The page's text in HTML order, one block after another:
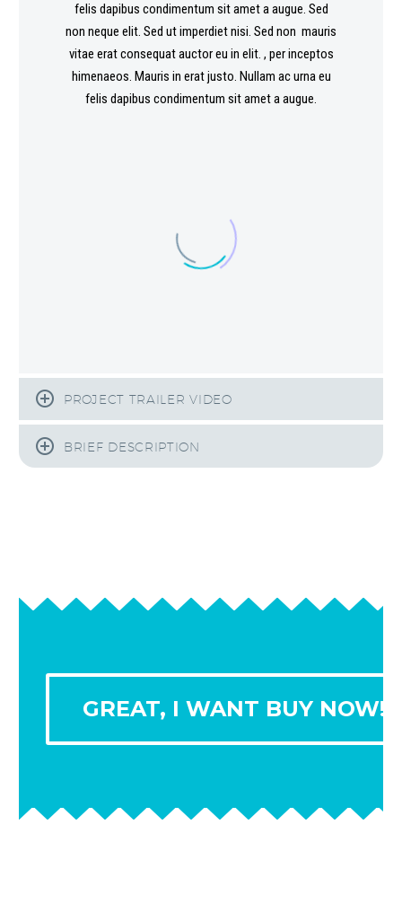
felis dapibus condimentum sit amet a augue. Sed
non neque elit. Sed ut imperdiet nisi. Sed non mauris
vitae erat consequat auctor eu in elit. , per inceptos
himenaeos. Mauris in erat justo. Nullam ac urna eu
felis dapibus condimentum sit amet a augue.
PROJECT TRAILER VIDEO
BRIEF DESCRIPTION
GREAT, I WANT BUY NOW!